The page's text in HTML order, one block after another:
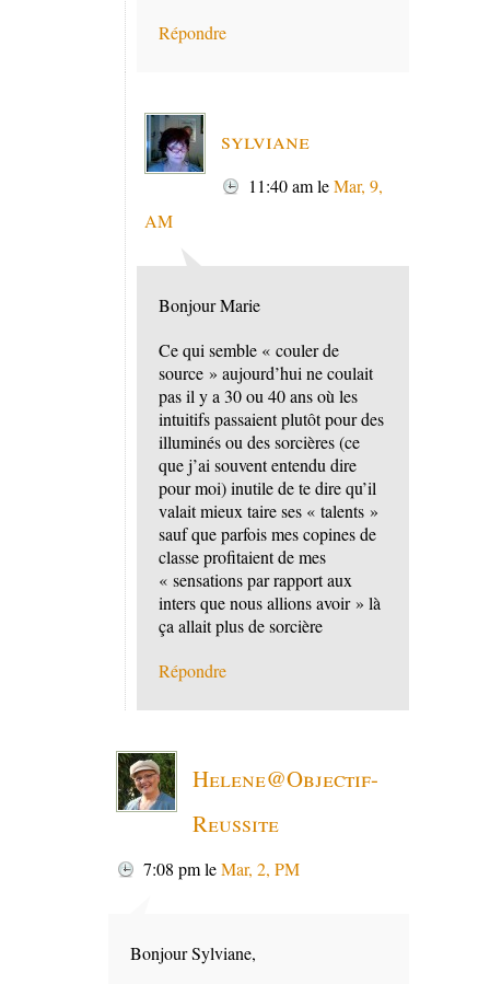
Répondre
sylviane
11:40 amleMar, 9,
AM
Bonjour Marie
Ce qui semble « couler de
source » aujourd’hui ne coulait
pas il y a 30 ou 40 ans où les
intuitifs passaient plutôt pour des
illuminés ou des sorcières (ce
que j’ai souvent entendu dire
pour moi) inutile de te dire qu’il
valait mieux taire ses « talents »
sauf que parfois mes copines de
classe profitaient de mes
« sensations par rapport aux
inters que nous allions avoir » là
ça allait plus de sorcière
Répondre
Helene@Objectif-
Reussite
7:08 pmleMar, 2, PM
Bonjour Sylviane,